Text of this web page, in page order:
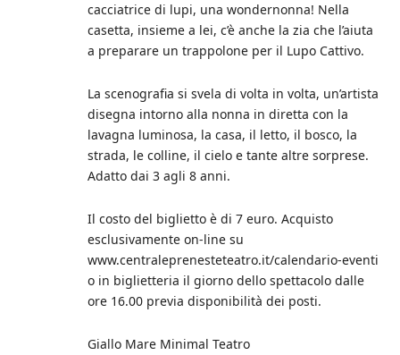
cacciatrice di lupi, una wondernonna! Nella
casetta, insieme a lei, c’è anche la zia che l’aiuta
a preparare un trappolone per il Lupo Cattivo.
La scenografia si svela di volta in volta, un’artista
disegna intorno alla nonna in diretta con la
lavagna luminosa, la casa, il letto, il bosco, la
strada, le colline, il cielo e tante altre sorprese.
Adatto dai 3 agli 8 anni.
Il costo del biglietto è di 7 euro. Acquisto
esclusivamente on-line su
www.centraleprenesteteatro.it/calendario-eventi
o in biglietteria il giorno dello spettacolo dalle
ore 16.00 previa disponibilità dei posti.
Giallo Mare Minimal Teatro